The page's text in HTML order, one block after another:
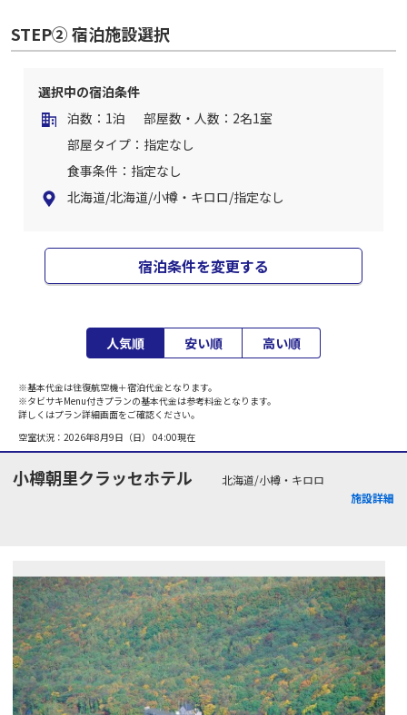
STEP② 宿泊施設選択
選択中の宿泊条件
泊数：1泊
部屋数・人数：2名1室
部屋タイプ：指定なし
食事条件：指定なし
北海道/北海道/小樽・キロロ/指定なし
宿泊条件を変更する
人気順 安い順 高い順
※基本代金は往復航空機＋宿泊代金となります。
※タビサキMenu付きプランの基本代金は参考料金となります。
詳しくはプラン詳細画面をご確認ください。
空室状況： 2026年8月9日（日） 04:00現在
小樽朝里クラッセホテル
北海道/小樽・キロロ
施設詳細